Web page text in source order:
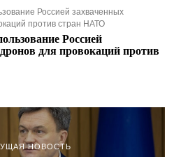
Россией захваченных
против стран НАТО
Россией
для провокаций против
НОВОСТЬ